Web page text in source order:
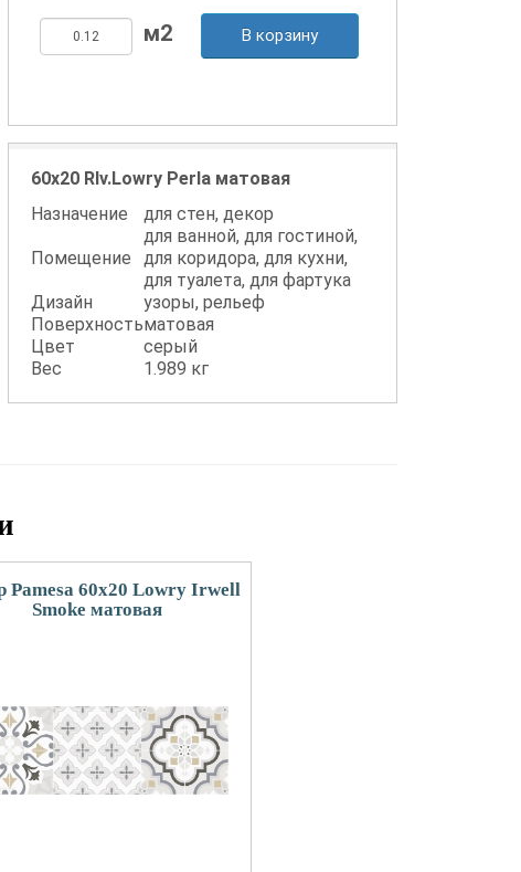
В корзину
60x20 Rlv.Lowry Perla матовая
Назначение
для стен, декор
Помещение
для ванной, для гостиной,
для коридора, для кухни,
для туалета, для фартука
Дизайн
узоры, рельеф
Поверхностьматовая
Цвет
серый
Вес
1.989 кг
Pamesa 60x20 Lowry Irwell
Smoke матовая